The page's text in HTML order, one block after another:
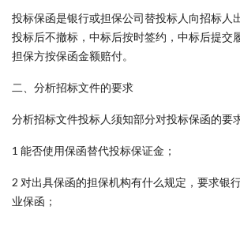
投标保函是银行或担保公司替投标人向招标人
投标后不撤标，中标后按时签约，中标后提交
担保方按保函金额赔付。
二、分析招标文件的要求
分析招标文件投标人须知部分对投标保函的要
1 能否使用保函替代投标保证金；
2 对出具保函的担保机构有什么规定，要求银
业保函；